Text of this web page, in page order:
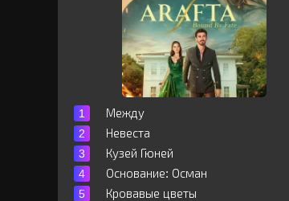
Между
Невеста
Кузей Гюней
Основание: Осман
Кровавые цветы